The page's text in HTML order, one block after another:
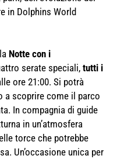
in Dolphins World
Notte con i
serate speciali,tutti i
ore 21:00. Si potrà
a scoprire come il parco
In compagnia di guide
in un’atmosfera
torce che potrebbe
Un’occasione unica per